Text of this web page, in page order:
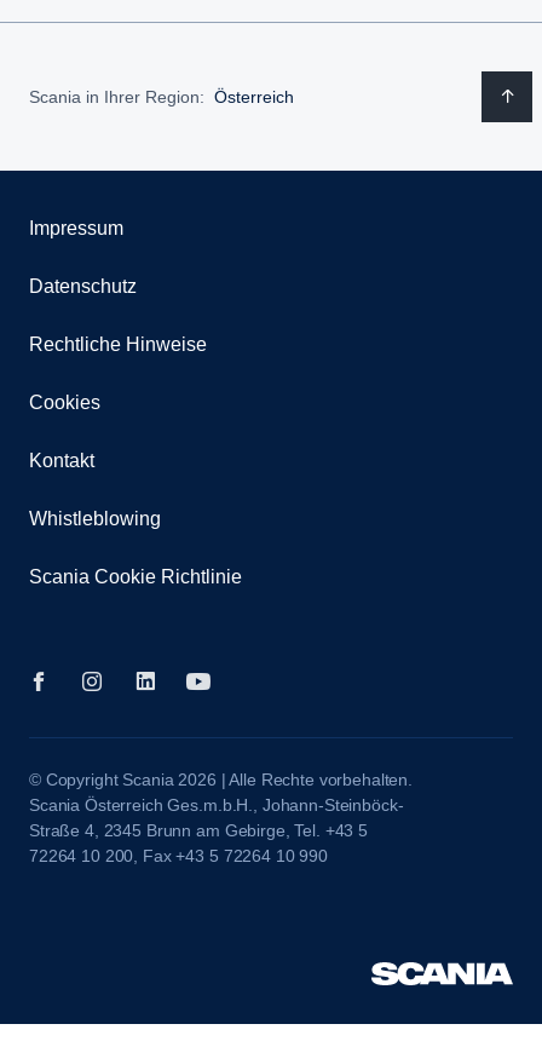
Scania in Ihrer Region: Österreich
Impressum
Datenschutz
Rechtliche Hinweise
Cookies
Kontakt
Whistleblowing
Scania Cookie Richtlinie
© Copyright Scania 2026 | Alle Rechte vorbehalten.
Scania Österreich Ges.m.b.H., Johann-Steinböck-
Straße 4, 2345 Brunn am Gebirge, Tel. +43 5
72264 10 200, Fax +43 5 72264 10 990